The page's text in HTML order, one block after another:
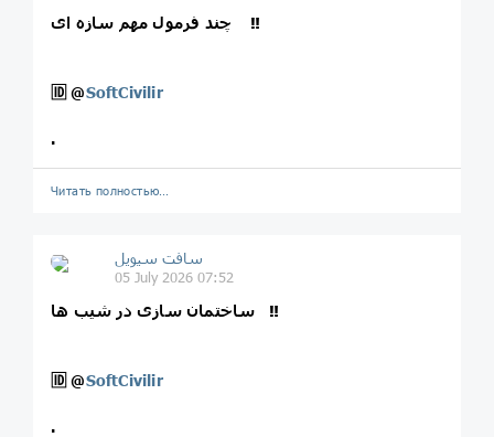
چند فرمول مهم سازه ای ‼️
🆔@SoftCivilir
.
Читать полностью…
سافت سیویل
05 July 2026 07:52
ساختمان سازی در شیب ها ‼️
🆔@SoftCivilir
.